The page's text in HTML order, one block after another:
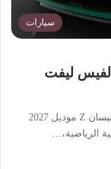
سيارات
نيسان تكشف عن Z موديل 2027 الفيس ليفت
كشفت شركة نيسان اليابانية عن طرازها الجديد نيسان Z موديل 2027
الرياضية،…